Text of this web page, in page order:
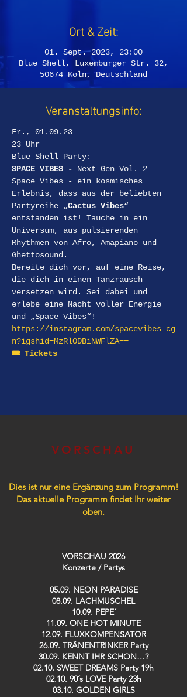
Ort & Zeit:
01. Sept. 2023, 23:00
Blue Shell, Luxemburger Str. 32,
50674 Köln, Deutschland
Veranstaltungsinfo:
Fr., 01.09.23
23 Uhr
Blue Shell Party:
SPACE VIBES - Next Gen Vol. 2
Space Vibes - ein kosmisches
Erlebnis, dass aus der beliebten
Partyreihe „Cactus Vibes“
entstanden ist! Tauche in ein
Universum, aus pulsierenden
Rhythmen von Afro, Amapiano und
Ghettosound.
Bereite dich vor, auf eine Reise,
die dich in einen Tanzrausch
versetzen wird. Sei dabei und
erlebe eine Nacht voller Energie
und „Space Vibes“!
https://instagram.com/spacevibes_cg
n?igshid=MzRlODBiNWFlZA==
🎟️ Tickets
VORSCHAU
Dies ist nur eine Ergänzung zum Programm!
Das aktuelle Programm findet Ihr weiter
oben.
VORSCHAU 2026
Konzerte / Partys​
05.09. NEON PARADISE
08.09. LACHMUSCHEL
10.09. PEPE´
11.09. ONE HOT MINUTE
12.09. FLUXKOMPENSATOR
26.09. TRÄNENTRINKER Party
30.09. KENNT IHR SCHON…?
02.10. SWEET DREAMS Party 19h
02.10. 90´s LOVE Party 23h
03.10. GOLDEN GIRLS